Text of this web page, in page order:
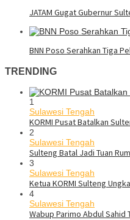
JATAM Gugat Gubernur
BNN Poso Serahkan Tiga
TRENDING
1
Sulawesi Tengah
KORMI Pusat Batalkan
2
Sulawesi Tengah
Sulteng Batal Jadi Tuan
3
Sulawesi Tengah
Ketua KORMI Sulteng
4
Sulawesi Tengah
Wabup Parimo Abdul